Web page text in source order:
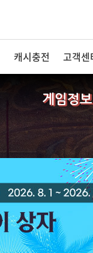
캐시충전 고객센
게임정보